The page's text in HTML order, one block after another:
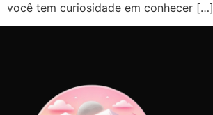
você tem curiosidade em conhecer […]